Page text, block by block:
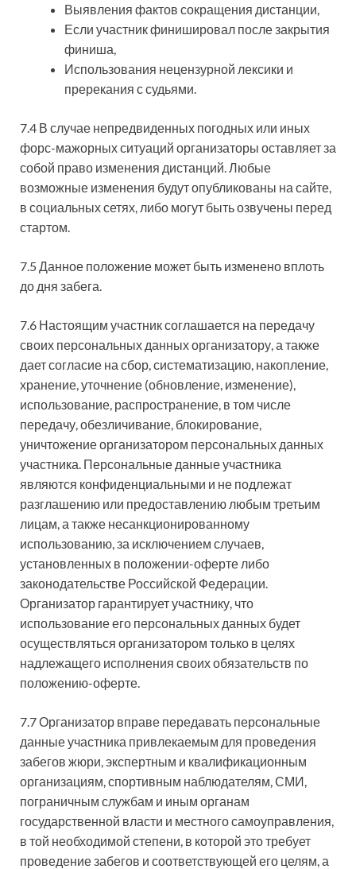
Выявления фактов сокращения дистанции,
Если участник финишировал после закрытия
финиша,
Использования нецензурной лексики и
пререкания с судьями.
7.4 В случае непредвиденных погодных или иных
форс-мажорных ситуаций организаторы оставляет за
собой право изменения дистанций. Любые
возможные изменения будут опубликованы на сайте,
в социальных сетях, либо могут быть озвучены перед
стартом.
7.5 Данное положение может быть изменено вплоть
до дня забега.
7.6 Настоящим участник соглашается на передачу
своих персональных данных организатору, а также
дает согласие на сбор, систематизацию, накопление,
хранение, уточнение (обновление, изменение),
использование, распространение, в том числе
передачу, обезличивание, блокирование,
уничтожение организатором персональных данных
участника. Персональные данные участника
являются конфиденциальными и не подлежат
разглашению или предоставлению любым третьим
лицам, а также несанкционированному
использованию, за исключением случаев,
установленных в положении-оферте либо
законодательстве Российской Федерации.
Организатор гарантирует участнику, что
использование его персональных данных будет
осуществляться организатором только в целях
надлежащего исполнения своих обязательств по
положению-оферте.
7.7 Организатор вправе передавать персональные
данные участника привлекаемым для проведения
забегов жюри, экспертным и квалификационным
организациям, спортивным наблюдателям, СМИ,
пограничным службам и иным органам
государственной власти и местного самоуправления,
в той необходимой степени, в которой это требует
проведение забегов и соответствующей его целям, а